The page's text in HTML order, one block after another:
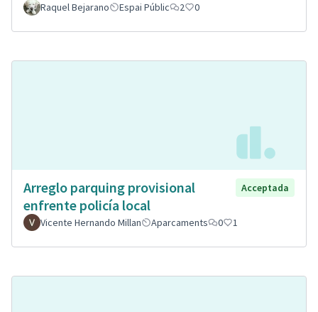
Raquel Bejarano Espai Públic 2 0
Arreglo parquing provisional
enfrente policía local
Acceptada
Vicente Hernando Millan Aparcaments 0 1